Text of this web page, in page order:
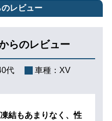
レビュー
らのレビュー
代 車種： XV
結もあまりなく、性